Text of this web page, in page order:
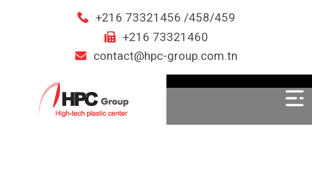
+216 73321456 /458/459
+216 73321460
contact@hpc-group.com.tn